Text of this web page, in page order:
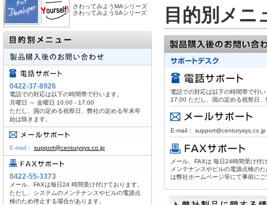
目的別メニ
電話での対応は以下の時間帯で行
17:00 ただし、国の定める祝祭日
E-mail： support@centurysys.co.jp
メール、FAXは 毎日24時間受け付
メンテナンスやビルの電源点検の
は弊社ホームページ等にて事前に
さわってみようMAシリーズ
さわってみようSAシリーズ
0422-37-8926
電話での対応は以下の時間帯で行います。
月曜日 ～ 金曜日 10:00 - 17:00
ただし、国の定める祝祭日、弊社の定める年末年
始は除きます。
E-mail： support@centurysys.co.jp
0422-55-3373
メール、FAXは毎日24 時間受け付けております。
ただし、システムのメンテナンスやビルの電源点
検のため停止する場合があります。